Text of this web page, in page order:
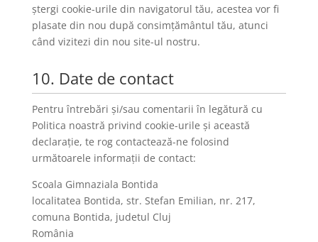
ștergi cookie-urile din navigatorul tău, acestea vor fi
plasate din nou după consimțământul tău, atunci
când vizitezi din nou site-ul nostru.
10. Date de contact
Pentru întrebări și/sau comentarii în legătură cu
Politica noastră privind cookie-urile și această
declarație, te rog contactează-ne folosind
următoarele informații de contact:
Scoala Gimnaziala Bontida
localitatea Bontida, str. Stefan Emilian, nr. 217,
comuna Bontida, judetul Cluj
România